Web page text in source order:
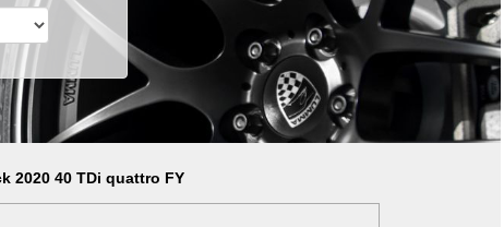
2020 40 TDi quattro FY